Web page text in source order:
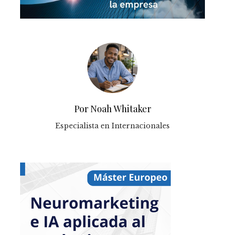
Por Noah Whitaker
Especialista en Internacionales